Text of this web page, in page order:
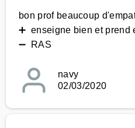
bon prof beaucoup
➕ enseigne bien et prend
➖ RAS
navy
02/03/2020